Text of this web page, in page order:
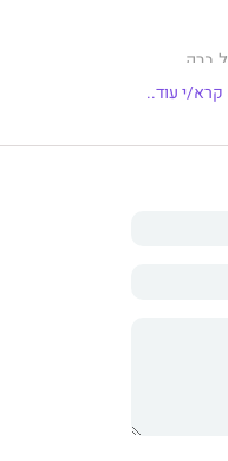
ברק
של
קרא/י עוד..